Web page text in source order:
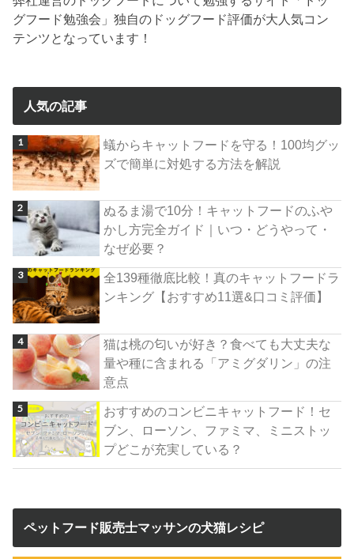
グフード勉強会」独自のドッグフード評価が大人気コン
テンツとなっています！
人気の記事
蟻からキャットフードを守る！100均グッ
ズで簡単に対処する方法を解説
ぬるま湯で10分！キャットフードのふや
かし方完全ガイド｜いつ・どうやって・
なぜ必要？
全139種徹底比較！真のキャットフードラ
ンキング【おすすめ11選&口コミ評価】
猫は桃の匂いが好き？食べても大丈夫な
量や種に含まれる「アミグダリン」の注
意点
おすすめのコンビニキャットフード！セ
ブン、ローソン、ファミマ、ミニストッ
プどこが充実している？
ペットフード販売士マッサンの犬猫レシピ